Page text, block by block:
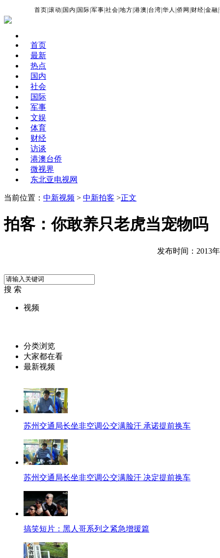
首页 |滚动 国内 国际 |军事 |社会 |地方 |港澳 台湾 |华人 |侨网 财经 |金融 |
首页
最新
热点
国内
社会
国际
军事
文娱
体育
财经
访谈
港澳台侨
微视界
东北亚电视网
当前位置： 中新视频 > 中新拍客 >正文
拍客：你敢养只老虎当宠物吗
发布时间：2013
搜 索
视频
分类浏览
大家都在看
最新视频
苏州交通局长坐非空调公交满脸汗 承诺提前换车
苏州交通局长坐非空调公交满脸汗 决定提前换车
搞笑短片：黑人哥系列之紧急增援篇